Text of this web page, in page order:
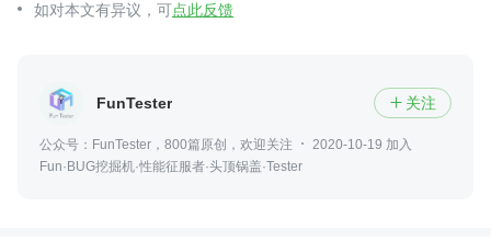
如对本文有异议，可点此反馈
FunTester  关注
公众号：FunTester，800篇原创，欢迎关注
2020-10-19 加入
Fun·BUG挖掘机·性能征服者·头顶锅盖·Tester